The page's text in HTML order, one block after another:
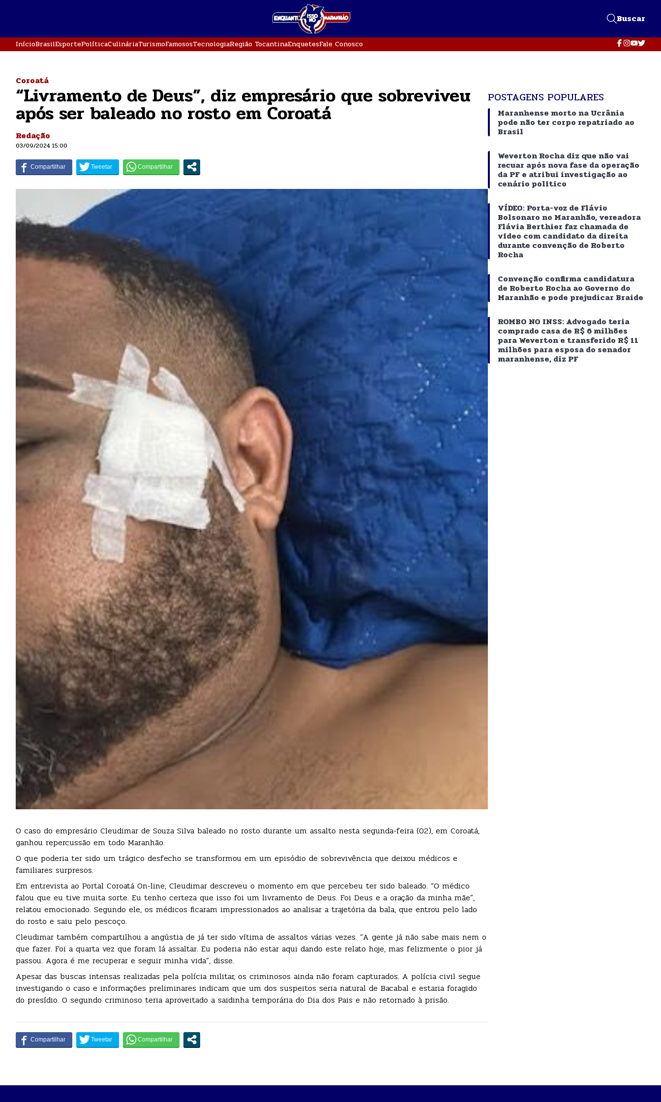
Buscar
InícioBrasilEsportePolíticaCulináriaTurismoFamososTecnologiaRegião TocantinaEnquetesFale Conosco
Coroatá
“Livramento de Deus”, diz empresário que sobreviveu
após ser baleado no rosto em Coroatá
Redação
03/09/2024 15:00
O caso do empresário Cleudimar de Souza Silva baleado no rosto durante um assalto nesta segunda-feira (02), em Coroatá,
ganhou repercussão em todo Maranhão.
O que poderia ter sido um trágico desfecho se transformou em um episódio de sobrevivência que deixou médicos e
familiares surpresos.
Em entrevista ao Portal Coroatá On-line, Cleudimar descreveu o momento em que percebeu ter sido baleado. “O médico
falou que eu tive muita sorte. Eu tenho certeza que isso foi um livramento de Deus. Foi Deus e a oração da minha mãe”,
relatou emocionado. Segundo ele, os médicos ficaram impressionados ao analisar a trajetória da bala, que entrou pelo lado
do rosto e saiu pelo pescoço.
Cleudimar também compartilhou a angústia de já ter sido vítima de assaltos várias vezes. “A gente já não sabe mais nem o
que fazer. Foi a quarta vez que foram lá assaltar. Eu poderia não estar aqui dando este relato hoje, mas felizmente o pior já
passou. Agora é me recuperar e seguir minha vida”, disse.
Apesar das buscas intensas realizadas pela polícia militar, os criminosos ainda não foram capturados. A polícia civil segue
investigando o caso e informações preliminares indicam que um dos suspeitos seria natural de Bacabal e estaria foragido
do presídio. O segundo criminoso teria aproveitado a saidinha temporária do Dia dos Pais e não retornado à prisão.
POSTAGENS POPULARES
Maranhense morto na Ucrânia
pode não ter corpo repatriado ao
Brasil
Weverton Rocha diz que não vai
recuar após nova fase da operação
da PF e atribui investigação ao
cenário político
VÍDEO: Porta-voz de Flávio
Bolsonaro no Maranhão, vereadora
Flávia Berthier faz chamada de
vídeo com candidato da direita
durante convenção de Roberto
Rocha
Convenção confirma candidatura
de Roberto Rocha ao Governo do
Maranhão e pode prejudicar Braide
ROMBO NO INSS: Advogado teria
comprado casa de R$ 6 milhões
para Weverton e transferido R$ 11
milhões para esposa do senador
maranhense, diz PF